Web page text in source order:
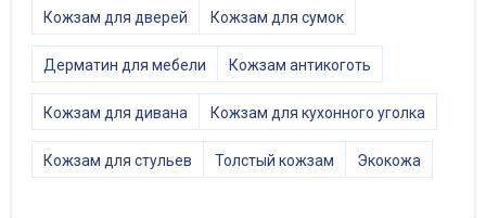
Кожзам для дверей Кожзам для сумок
Дерматин для мебели Кожзам антикоготь
Кожзам для дивана Кожзам для кухонного уголка
Кожзам для стульев Толстый кожзам Экокожа